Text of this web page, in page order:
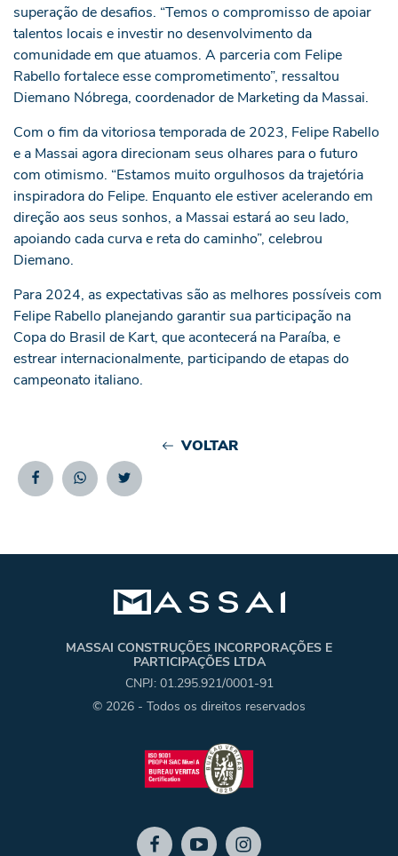
superação de desafios. “Temos o compromisso de apoiar
talentos locais e investir no desenvolvimento da
comunidade em que atuamos. A parceria com Felipe
Rabello fortalece esse comprometimento”, ressaltou
Diemano Nóbrega, coordenador de Marketing da Massai.
Com o fim da vitoriosa temporada de 2023, Felipe Rabello
e a Massai agora direcionam seus olhares para o futuro
com otimismo. “Estamos muito orgulhosos da trajetória
inspiradora do Felipe. Enquanto ele estiver acelerando em
direção aos seus sonhos, a Massai estará ao seu lado,
apoiando cada curva e reta do caminho”, celebrou
Diemano.
Para 2024, as expectativas são as melhores possíveis com
Felipe Rabello planejando garantir sua participação na
Copa do Brasil de Kart, que acontecerá na Paraíba, e
estrear internacionalmente, participando de etapas do
campeonato italiano.
VOLTAR
FacebookWhatsappTwitter
MASSAI CONSTRUÇÕES INCORPORAÇÕES E
PARTICIPAÇÕES LTDA
CNPJ: 01.295.921/0001-91
© 2026 - Todos os direitos reservados